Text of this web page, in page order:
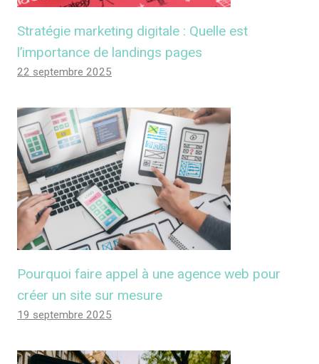
Stratégie marketing digitale : Quelle est
l’importance de landings pages
22 septembre 2025
Pourquoi faire appel à une agence web pour
créer un site sur mesure
19 septembre 2025